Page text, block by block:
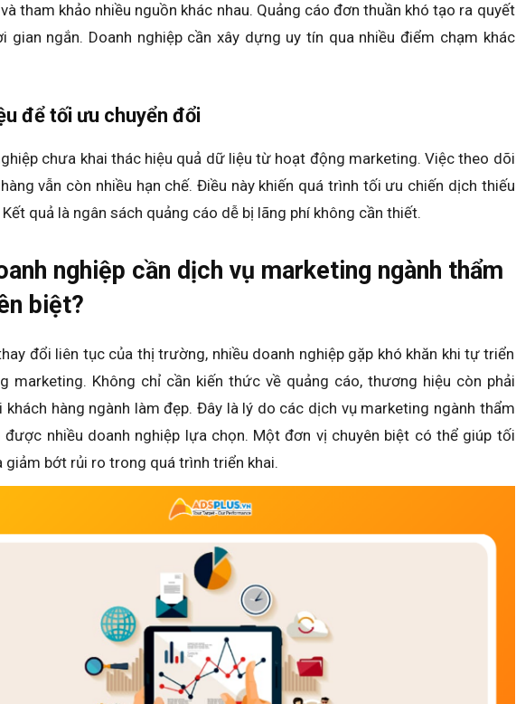
tham khảo nhiều nguồn khác nhau. Quảng cáo đơn thuần khó tạo ra quyết
gian ngắn. Doanh nghiệp cần xây dựng uy tín qua nhiều điểm chạm khác
để tối ưu chuyển đổi
chưa khai thác hiệu quả dữ liệu từ hoạt động marketing. Việc theo dõi
vẫn còn nhiều hạn chế. Điều này khiến quá trình tối ưu chiến dịch thiếu
quả là ngân sách quảng cáo dễ bị lãng phí không cần thiết.
nghiệp cần dịch vụ marketing ngành thẩm
biệt?
đổi liên tục của thị trường, nhiều doanh nghiệp gặp khó khăn khi tự triển
marketing. Không chỉ cần kiến thức về quảng cáo, thương hiệu còn phải
khách hàng ngành làm đẹp. Đây là lý do các dịch vụ marketing ngành thẩm
được nhiều doanh nghiệp lựa chọn. Một đơn vị chuyên biệt có thể giúp tối
giảm bớt rủi ro trong quá trình triển khai.